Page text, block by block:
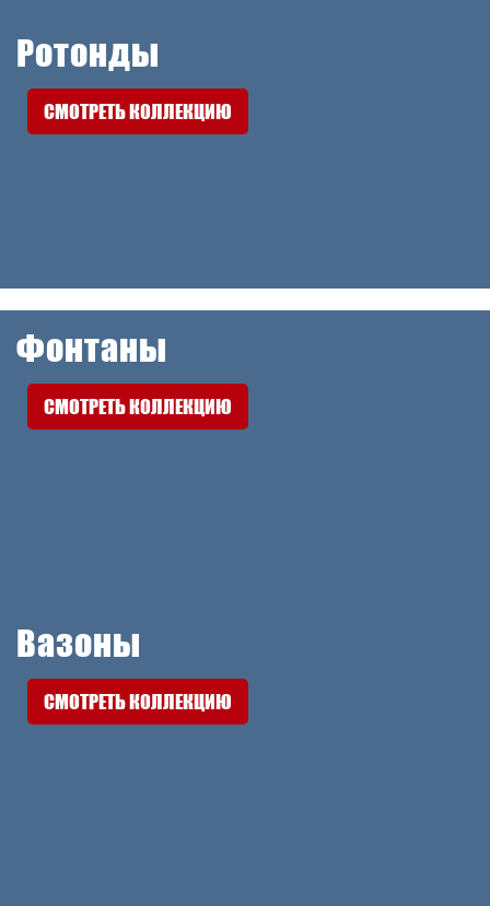
Ротонды
СМОТРЕТЬ КОЛЛЕКЦИЮ
Фонтаны
СМОТРЕТЬ КОЛЛЕКЦИЮ
Вазоны
СМОТРЕТЬ КОЛЛЕКЦИЮ